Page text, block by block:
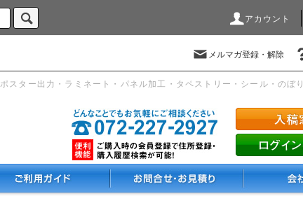
アカウント
メルマガ登録・解除
ポスター出力・ラミネート・パネル加工・タペストリー・シール・のぼ